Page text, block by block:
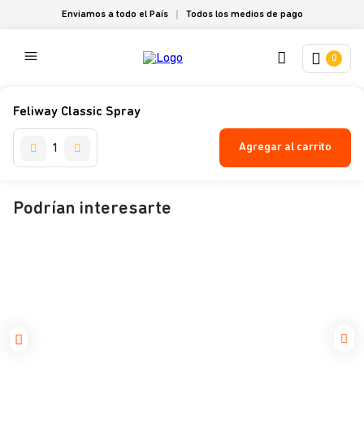
Enviamos a todo el País Todos los medios de pago
0
Feliway Classic Spray
Agregar al carrito
Podrían interesarte